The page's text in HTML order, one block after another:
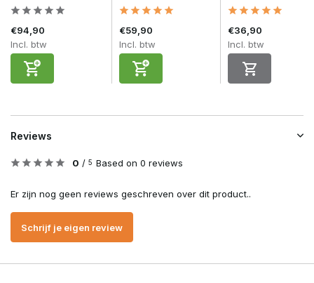
€94,90
Incl. btw
€59,90
Incl. btw
€36,90
Incl. btw
Reviews
0 / 5 Based on 0 reviews
Er zijn nog geen reviews geschreven over dit product..
Schrijf je eigen review